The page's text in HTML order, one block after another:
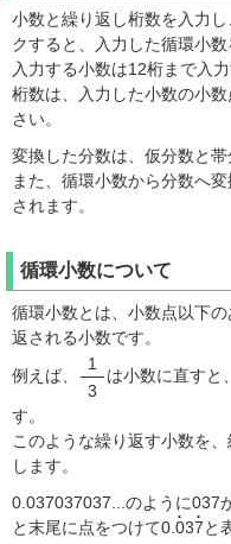
小数と繰り返し桁数を入力
クすると、入力した循環小
入力する小数は12桁まで入
桁数は、入力した小数の小
さい。
変換した分数は、仮分数と帯
また、循環小数から分数へ
されます。
循環小数について
循環小数とは、小数点以下
返される小数です。
例えば、
1
3
は小数に直すと
す。
このような繰り返す小数を
します。
0.037037037...のように037
と末尾に点をつけて0. 037と